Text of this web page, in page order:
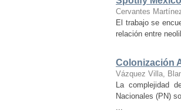
Cervantes
El trabajo se
relación entre
Colonización
Vázquez Villa,
La complejidad
Nacionales (PN)
...